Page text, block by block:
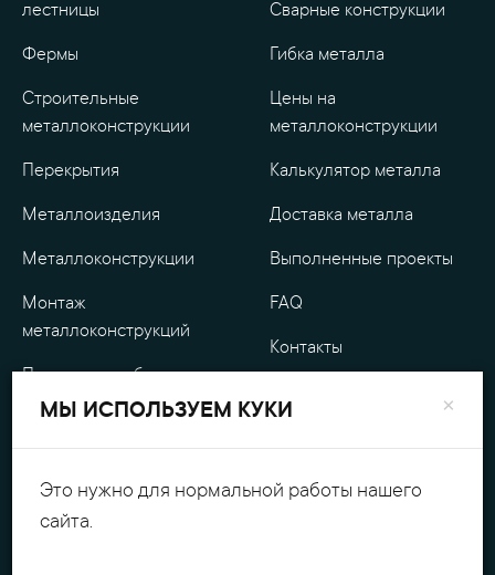
лестницы
Фермы
Строительные
металлоконструкции
Перекрытия
Металлоизделия
Металлоконструкции
Монтаж
металлоконструкций
Проектные работы
Уличные
металлоизделия
Обработка металла
Сварные конструкции
Гибка металла
Цены на
металлоконструкции
Калькулятор металла
Доставка металла
Выполненные проекты
FAQ
Контакты
Оплата
×
МЫ ИСПОЛЬЗУЕМ КУКИ
Это нужно для нормальной работы нашего
сайта.